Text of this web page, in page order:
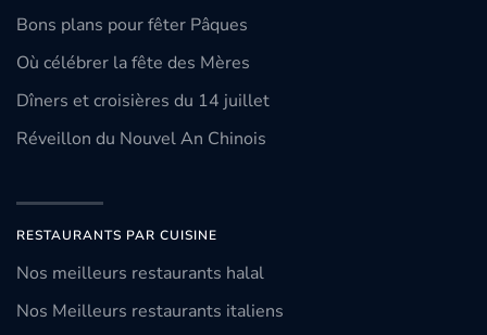
Bons plans pour fêter Pâques
Où célébrer la fête des Mères
Dîners et croisières du 14 juillet
Réveillon du Nouvel An Chinois
RESTAURANTS PAR CUISINE
Nos meilleurs restaurants halal
Nos Meilleurs restaurants italiens